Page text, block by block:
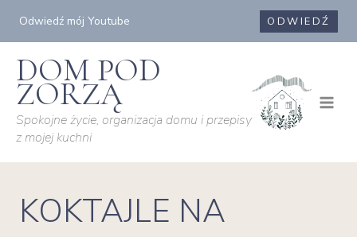
Odwiedź mój Youtube ODWIEDŹ
DOM POD
ZORZĄ
Spokojne życie, organizacja domu i przepisy
z mojej kuchni
KOKTAJLE NA